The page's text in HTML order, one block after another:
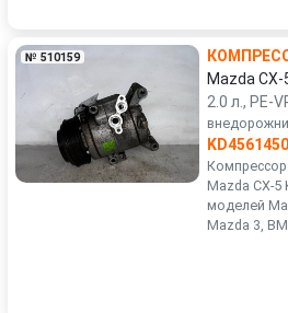
№ 510159
Mazda CX-
2.0 л., PE-
Mazda CX-5
моделей
Mazda 3,